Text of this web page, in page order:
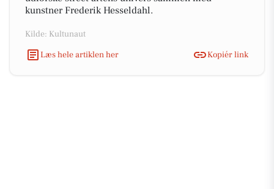
kunstner Frederik Hesseldahl.
Kilde: Kultunaut
Læs hele artiklen her
Kopiér link